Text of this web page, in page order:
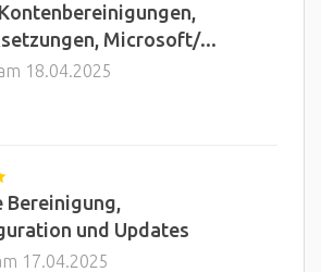
Microsoft/...
18.04.2025
Bereinigung,
und Updates
17.04.2025